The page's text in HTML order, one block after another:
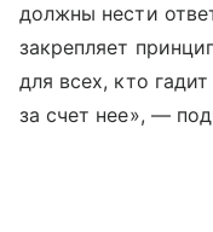
должны нести
закрепляет
для всех, кто
за счет нее», —